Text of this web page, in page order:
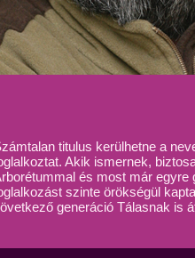
titulus kerülhetne a
Akik ismernek,
és most már egyre
szinte örökségül
generáció Tálasnak is